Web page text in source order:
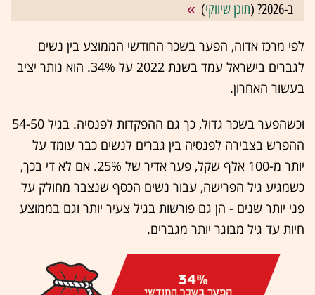
ב-2026? (
תוכן שיווקי)
לפי מרכז אדוה, הפער בשכר החודשי הממוצע בין נשים
לגברים בישראל עמד בשנת 2022 על 34%. הוא נותר יציב
בעשור האחרון.
וכשהפער בשכר גדול, כך גם ההפקדות לפנסיה. בגיל 54-50
ההפרש בצבירה לפנסיה בין גברים לנשים כבר עומד על
יותר מ-100 אלף שקל, פער אדיר של 25%. אם לא די בכך,
כשמגיע גיל הפרישה, עבור נשים הכסף שנצבר מחולק על
פני יותר שנים - הן גם פורשות בגיל צעיר יותר וגם בממוצע
חיות עד גיל מבוגר יותר מגברים.